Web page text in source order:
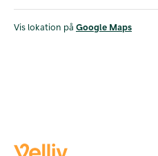
Vis lokation på Google Maps